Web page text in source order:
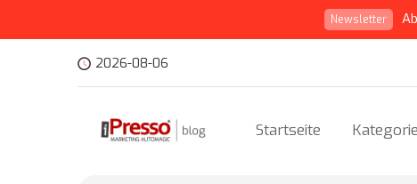
Newsletter
2026-08-06
Startseite